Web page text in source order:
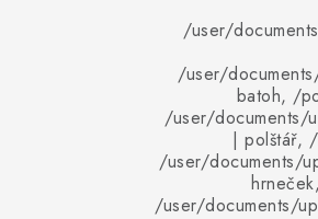
/user/
/user/
batoh, /
/user/documents/
| polštář,
/user/documents/
/user/documents/